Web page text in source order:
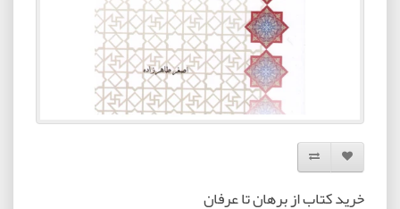
افزودن به لیست دلخواه
مقایسه این محصول
خرید کتاب از برهان تا عرفان